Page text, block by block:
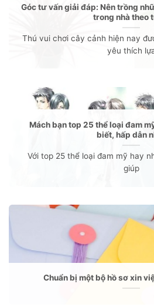
Góc tư vấn giải đáp: Nên trồng
trong nhà theo
Thú vui chơi cây cảnh hiện nay
yêu thích
Mách bạn top 25 thể loại đam
biết, hấp dẫn
Với top 25 thể loại đam mỹ hay
giúp
Chuẩn bị một bộ hồ sơ xin